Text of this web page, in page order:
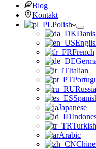
Blog
Kontakt
Polish
French
Italian
Japanese
Turkish
Arabic